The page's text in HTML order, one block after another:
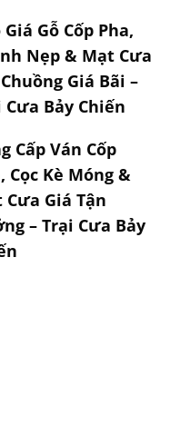
Giá Gỗ Cốp Pha,
Nẹp & Mạt Cưa
Giá Bãi –
Cưa Bảy Chiến
Cấp Ván Cốp
Cọc Kè Móng &
Cưa Giá Tận
– Trại Cưa Bảy